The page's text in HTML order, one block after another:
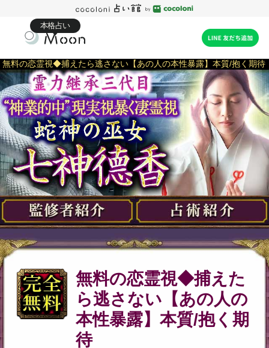
本格占い
無料の恋霊視◆捕えたら逃さない【あの人の本性暴露】本質/抱く期待
無料の恋霊視◆捕えた
ら逃さない【あの人の
本性暴露】本質/抱く期
待
【あの人を知る恋霊視】蛇神の霊力
を宿し、大好きなあの人の本性を暴
いていきます。あなたも知らない本
当の性格や恋愛傾向、恋する時にだ
け見せる一面やあなたとの関係で抱
く期待まで…逃さずお伝えします。